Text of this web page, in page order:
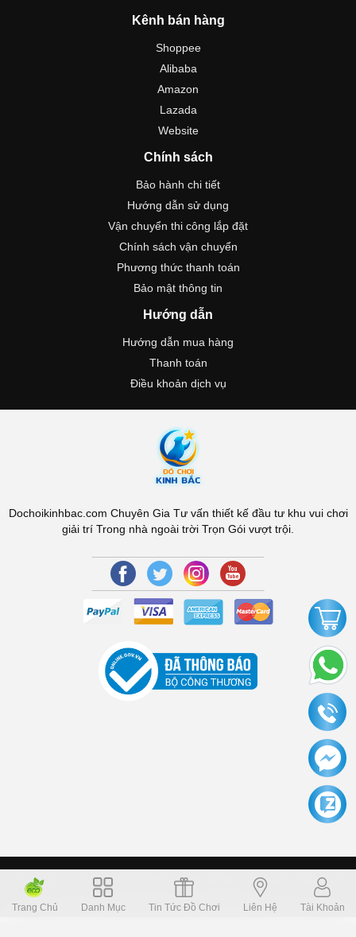
Kênh bán hàng
Shoppee
Alibaba
Amazon
Lazada
Website
Chính sách
Bảo hành chi tiết
Hướng dẫn sử dụng
Vận chuyển thi công lắp đặt
Chính sách vận chuyển
Phương thức thanh toán
Bảo mật thông tin
Hướng dẫn
Hướng dẫn mua hàng
Thanh toán
Điều khoản dịch vụ
Dochoikinhbac.com Chuyên Gia Tư vấn thiết kế đầu tư khu vui chơi
giải trí Trong nhà ngoài trời Trọn Gói vượt trội.
Copyright © 2006 Dochoikinhbac.com Alright reversed. Designed
Dochoikinhbac.vn.cung cấp bởi sapo
Trang Chủ
Danh Mục Tin Tức Đồ Chơi Liên Hệ Tài Khoản